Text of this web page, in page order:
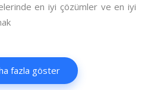
en iyi çözümler ve en iyi
fazla göster